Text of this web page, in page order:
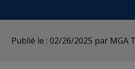
Publié le : 02/26/2025 par MGA